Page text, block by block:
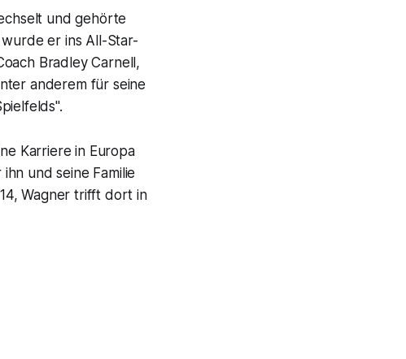
und gehörte
er ins All-Star-
Bradley Carnell,
anderem für seine
Karriere in Europa
und seine Familie
Wagner trifft dort in